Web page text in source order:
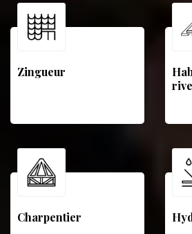
Zingueur
rive
Charpentier